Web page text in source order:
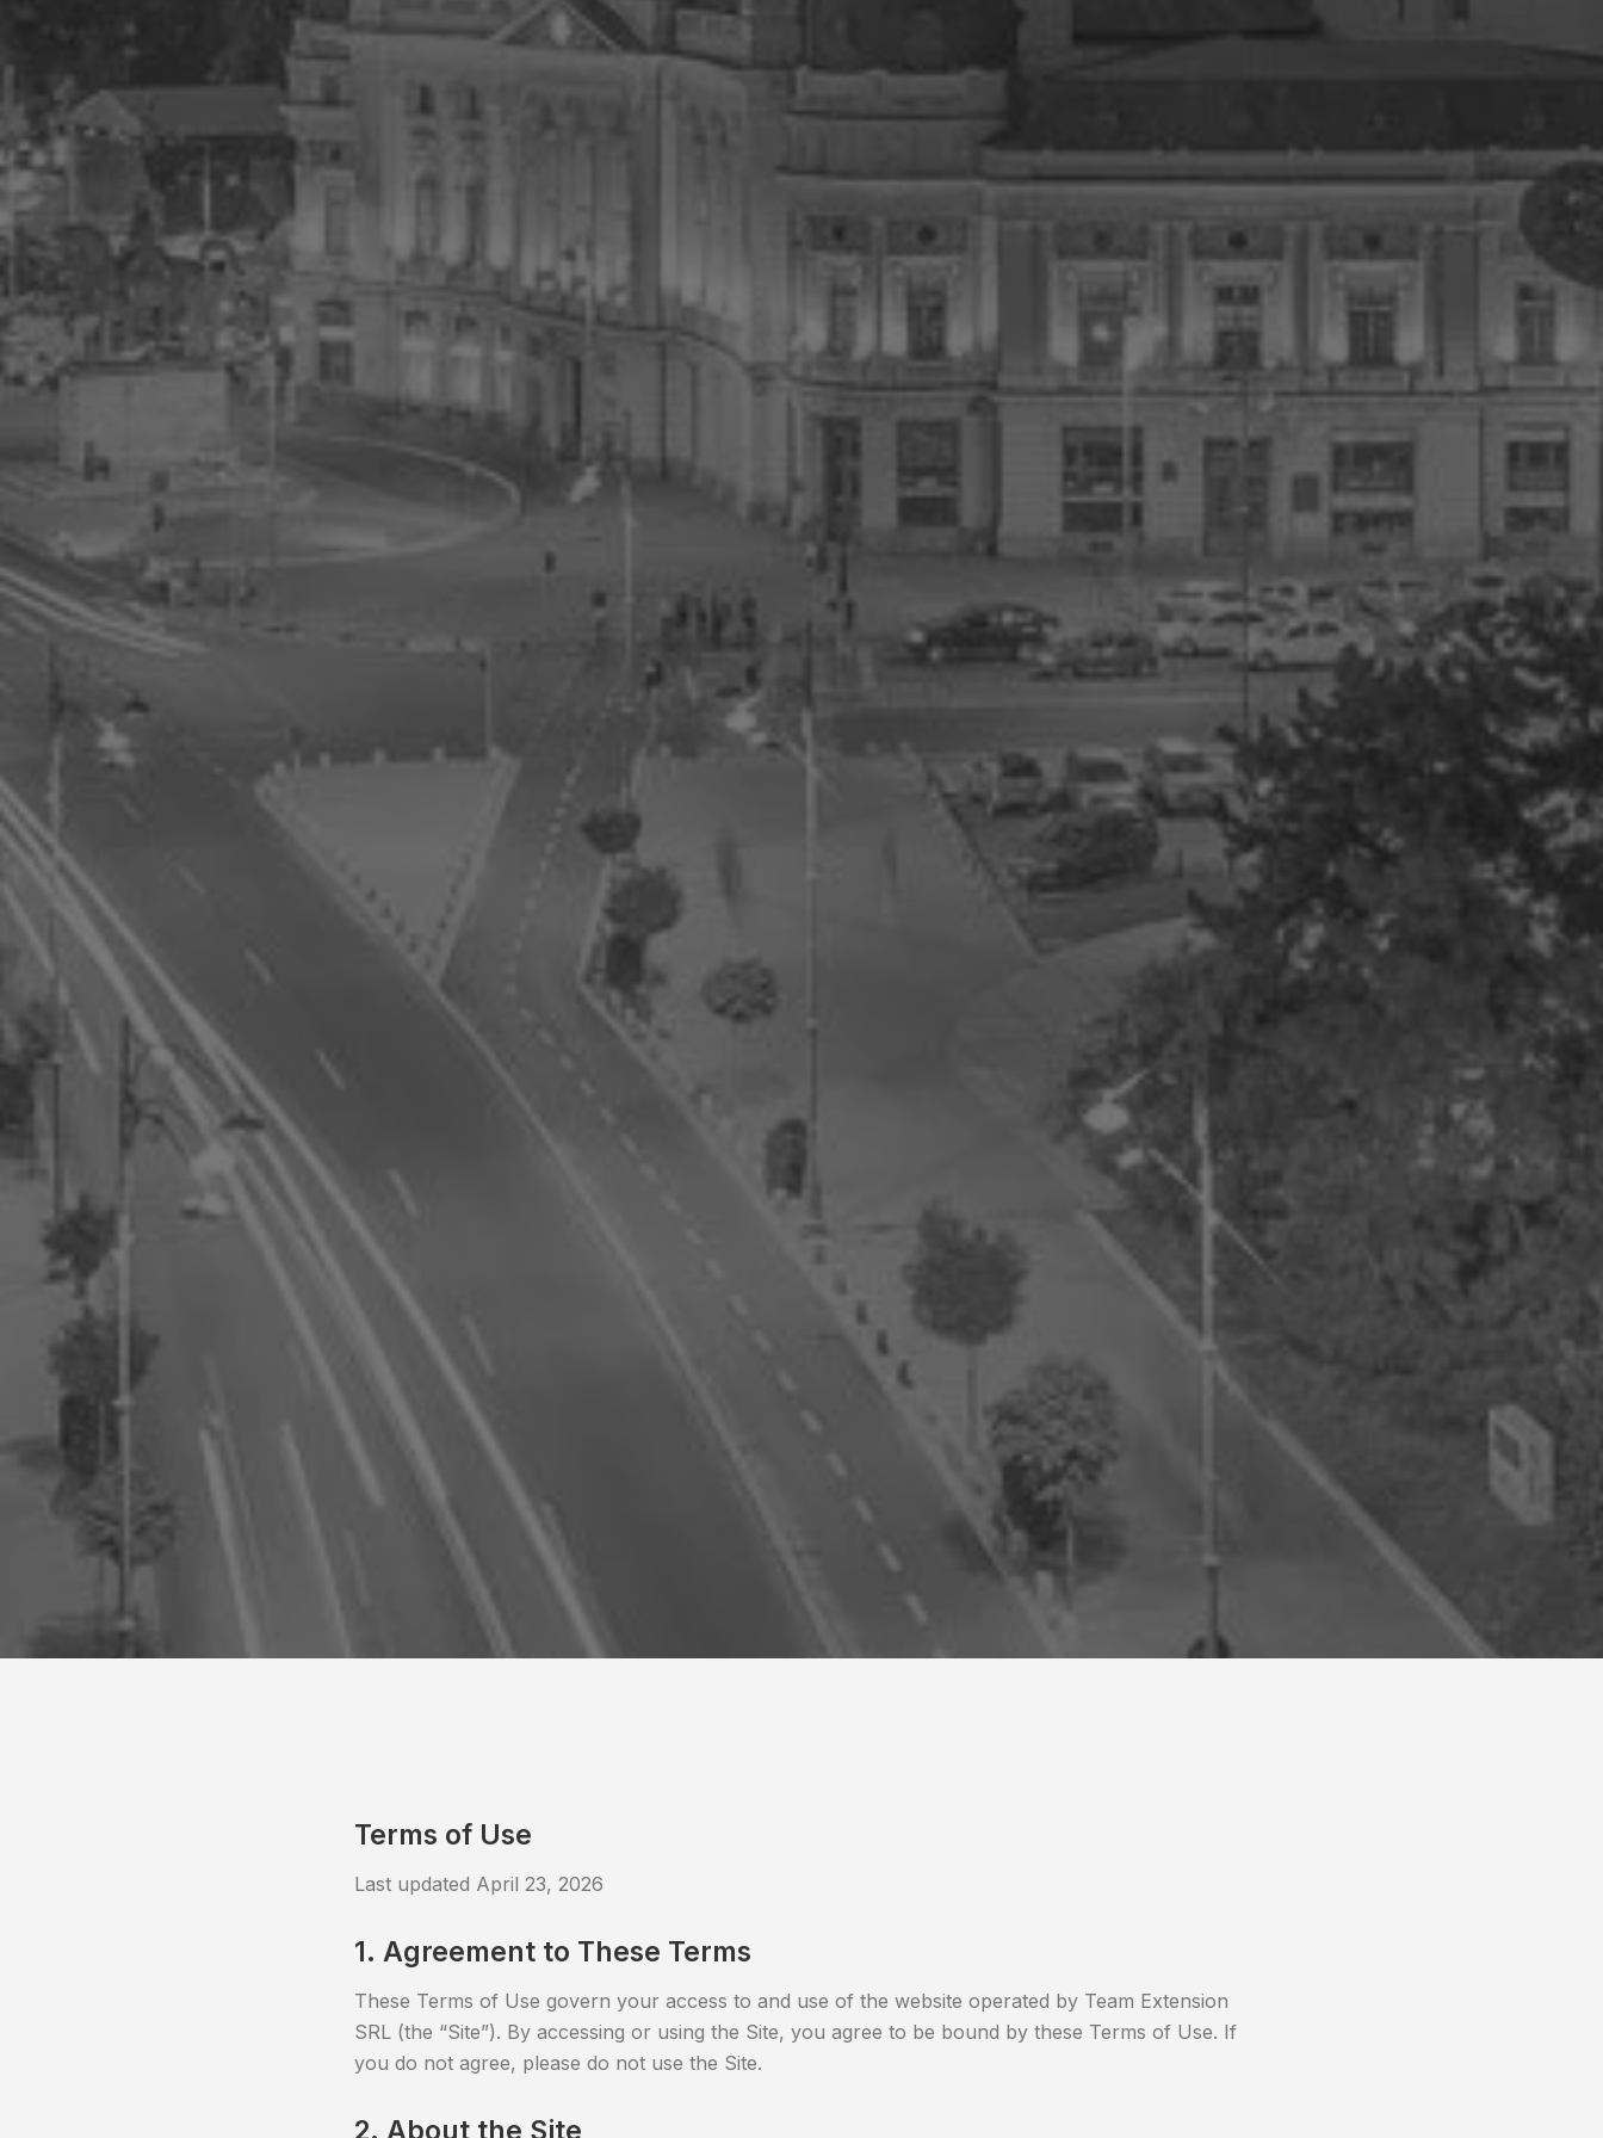
Terms of Use
Last updated April 23, 2026
1. Agreement to These Terms
These Terms of Use govern your access to and use of the website operated by Team Extension
SRL (the “Site”). By accessing or using the Site, you agree to be bound by these Terms of Use. If
you do not agree, please do not use the Site.
2. About the Site